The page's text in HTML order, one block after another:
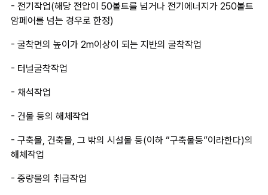
- 전기작업(해당 전압이 50볼트를 넘거나 전기에너지가 250볼트
암페어를 넘는 경우로 한정)
- 굴착면의 높이가 2m이상이 되는 지반의 굴착작업
- 터널굴착작업
- 채석작업
- 건물 등의 해체작업
- 구축물, 건축물, 그 밖의 시설물 등(이하 “구축물등”이라한다)의
해체작업
- 중량물의 취급작업